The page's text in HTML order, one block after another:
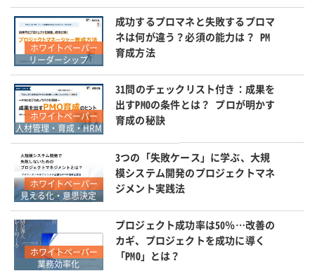
ホワイトペーパー
リーダーシップ
成功するプロマネと失敗するプロマ
ネは何が違う？必須の能力は？ PM
育成方法
ホワイトペーパー
人材管理・育成・HRM
31問のチェックリスト付き：成果を
出すPMOの条件とは？ プロが明かす
育成の秘訣
ホワイトペーパー
見える化・意思決定
3つの「失敗ケース」に学ぶ、大規
模システム開発のプロジェクトマネ
ジメント実践法
ホワイトペーパー
業務効率化
プロジェクト成功率は50％…改善の
カギ、プロジェクトを成功に導く
「PMO」とは？